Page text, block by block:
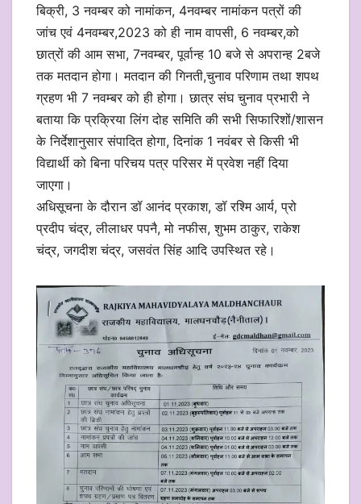
बिक्री, 3 नवम्बर को नामांकन, 4नवम्बर नामांकन पत्रों की
जांच एवं 4नवम्बर,2023 को ही नाम वापसी, 6 नवम्बर,को
छात्रों की आम सभा, 7नवम्बर, पूर्वान्ह 10 बजे से अपरान्ह 2बजे
तक मतदान होगा। मतदान की गिनती,चुनाव परिणाम तथा शपथ
ग्रहण भी 7 नवम्बर को ही होगा। छात्र संघ चुनाव प्रभारी ने
बताया कि प्रक्रिया लिंग दोह समिति की सभी सिफारिशों/शासन
के निर्देशानुसार संपादित होगा, दिनांक 1 नवंबर से किसी भी
विद्यार्थी को बिना परिचय पत्र परिसर में प्रवेश नहीं दिया
जाएगा।
अधिसूचना के दौरान डॉ आनंद प्रकाश, डॉ रश्मि आर्य, प्रो
प्रदीप चंद्र, लीलाधर पपनै, मो नफीस, शुभम ठाकुर, राकेश
चंद्र, जगदीश चंद्र, जसवंत सिंह आदि उपस्थित रहे।